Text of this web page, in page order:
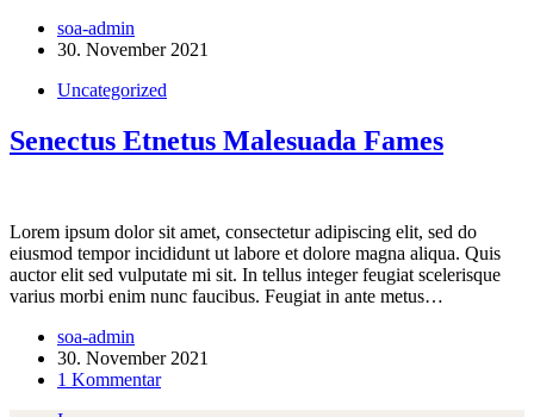
soa-admin
30. November 2021
Uncategorized
Senectus Etnetus Malesuada Fames
Lorem ipsum dolor sit amet, consectetur adipiscing elit, sed do
eiusmod tempor incididunt ut labore et dolore magna aliqua. Quis
auctor elit sed vulputate mi sit. In tellus integer feugiat scelerisque
varius morbi enim nunc faucibus. Feugiat in ante metus…
soa-admin
30. November 2021
1 Kommentar